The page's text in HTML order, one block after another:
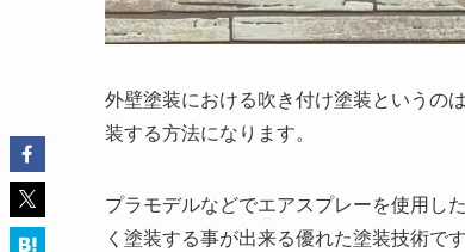
外壁塗装における吹き付け塗装というの
装する方法になります。
プラモデルなどでエアスプレーを使用し
く塗装する事が出来る優れた塗装技術です